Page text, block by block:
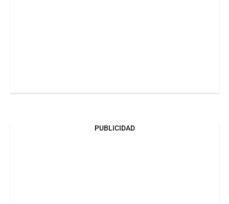
PUBLICIDAD